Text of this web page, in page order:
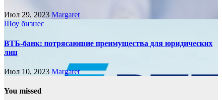
Июл 29, 2023 Margaret
Шоу бизнес
ВТБ-банк: потрясающие преимущества для юридических
лиц
Июл 10, 2023 Margaret
You missed